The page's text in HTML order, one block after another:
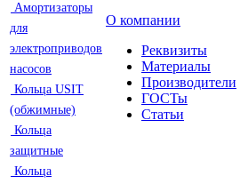
Амортизаторы
для
электроприводов
насосов
Кольца USIT
(обжимные)
Кольца
защитные
Кольца
О компании
Реквизиты
Материалы
Производители
ГОСТы
Статьи